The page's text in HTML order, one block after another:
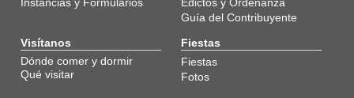
Guía del Contribuyente
Visítanos
Dónde comer y dormir
Qué visitar
Fiestas
Fiestas
Fotos